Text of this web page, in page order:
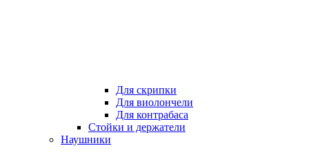
Для скрипки
Для виолончели
Для контрабаса
Стойки и держатели
Наушники